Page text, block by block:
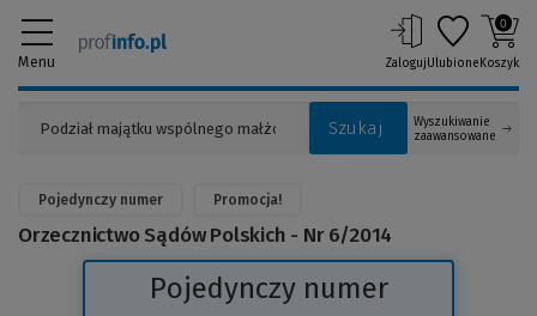
Menu
Szukaj
Wyszukiwanie
zaawansowane
ZalogujUlubione
0
Koszyk
Pojedynczy numer Promocja!
Orzecznictwo Sądów Polskich - Nr 6/2014
Pojedynczy numer